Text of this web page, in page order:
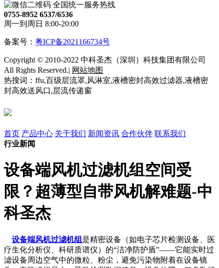
全国统一服务热线
0755-8952 6537/6536
周一到周日 8:00-20:00
备案号： 粤ICP备2021166734号
Copyright © 2010-2022 中科圣杰（深圳）科技集团有限公司
All Rights Reserved.| 网站地图
热搜词：ffu,百级层流罩,风淋室,液槽密封高效过滤器,液槽密
封高效送风口,层流传递窗
首页 产品中心 关于我们 新闻资讯 合作伙伴 联系我们
行业新闻
设备端风机过滤机组空间受
限？超薄型自带风机解难题-中
科圣杰
设备端风机过滤机组 是精密设备（如电子芯片检测设备、医
疗生化分析仪、科研质谱仪）的“洁净防护盾”——它能实时过
滤设备周边空气中的微粒、粉尘，避免污染物附着在设备镜